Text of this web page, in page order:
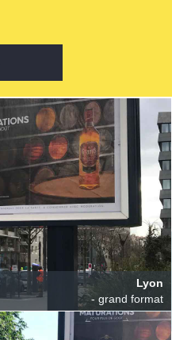
Lyon
- grand format